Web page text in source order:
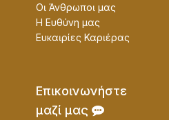
Οɩ Άνθρωποɩ μας
Η Ευθύνη μας
Ευκαɩρίες Καρɩέρας
Επɩκοɩνωνήστε
μαζί μας